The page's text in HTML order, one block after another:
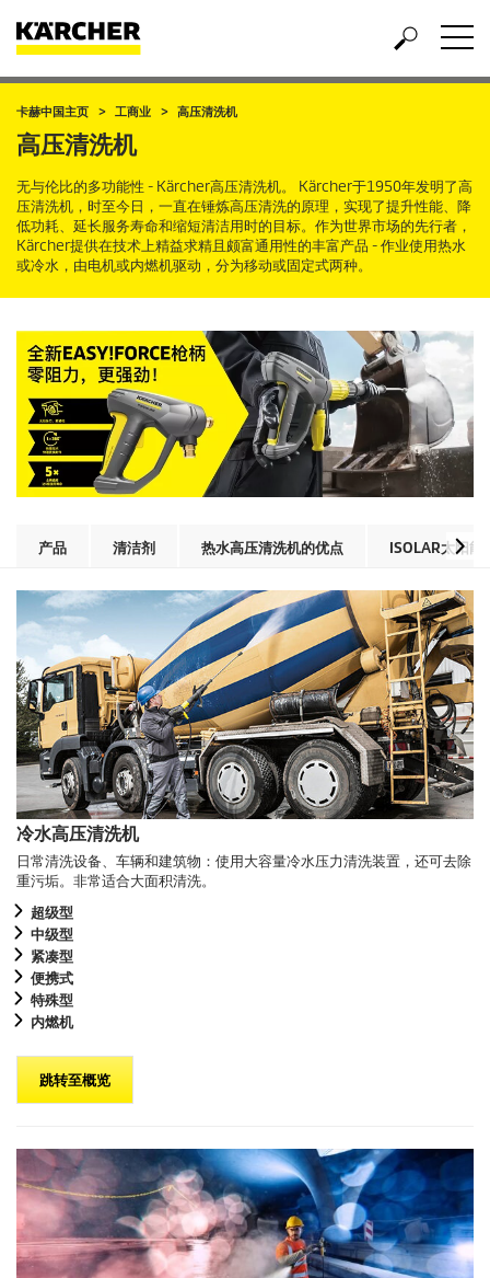
卡赫中国主页 工商业 高压清洗机
高压清洗机
无与伦比的多功能性 - Kärcher高压清洗机。 Kärcher于1950年发明了高
压清洗机，时至今日，一直在锤炼高压清洗的原理，实现了提升性能、降
低功耗、延长服务寿命和缩短清洁用时的目标。作为世界市场的先行者，
Kärcher提供在技术上精益求精且颇富通用性的丰富产品 - 作业使用热水
或冷水，由电机或内燃机驱动，分为移动或固定式两种。
产品 清洁剂 热水高压清洗机的优点 ISOLAR太阳能
冷水高压清洗机
日常清洗设备、车辆和建筑物：使用大容量冷水压力清洗装置，还可去除
重污垢。非常适合大面积清洗。
超级型
中级型
紧凑型
便携式
特殊型
内燃机
跳转至概览